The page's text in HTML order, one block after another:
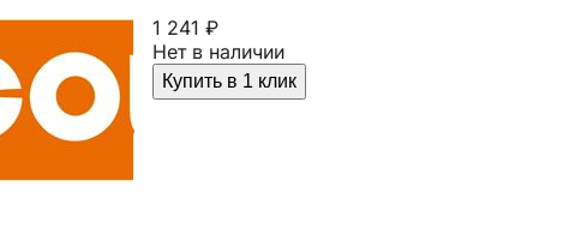
1 241 ₽
Нет в наличии
Купить в 1 клик